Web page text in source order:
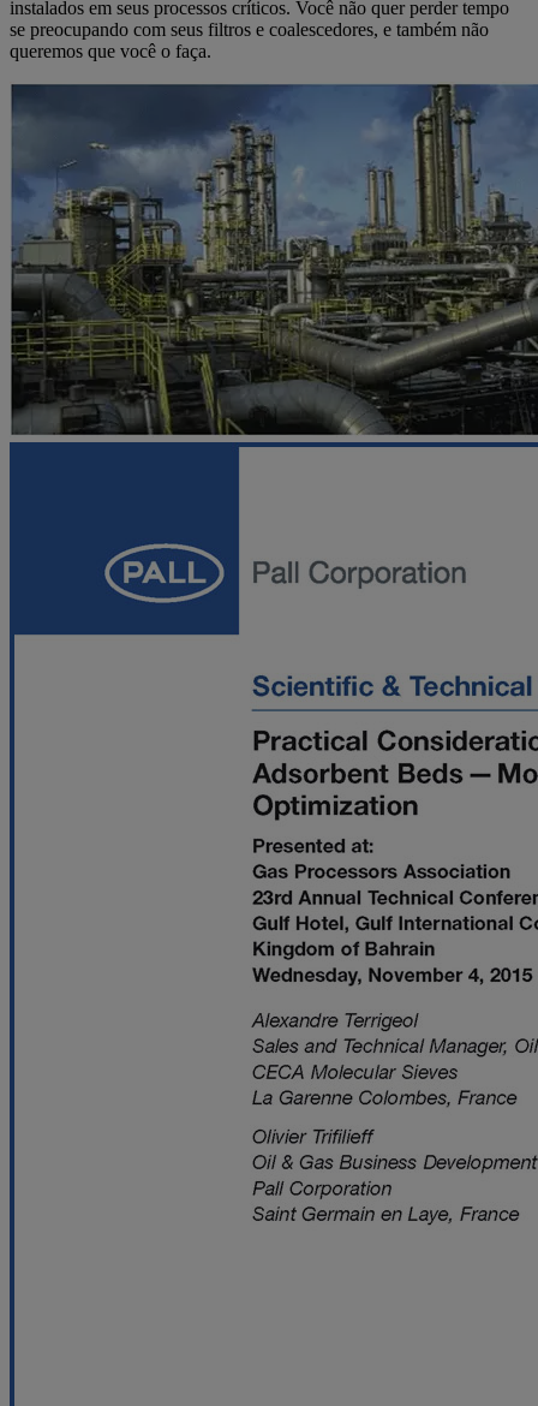
instalados em seus processos críticos. Você não quer perder tempo
se preocupando com seus filtros e coalescedores, e também não
queremos que você o faça.